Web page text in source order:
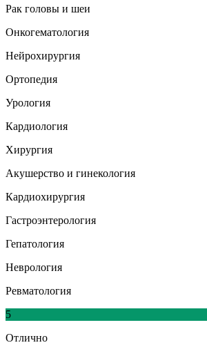
Рак головы и шеи
Онкогематология
Нейрохирургия
Ортопедия
Урология
Кардиология
Хирургия
Акушерство и гинекология
Кардиохирургия
Гастроэнтерология
Гепатология
Неврология
Ревматология
5
Отлично